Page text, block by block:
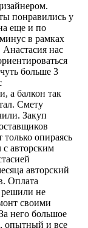
понравились у
еще и по
в рамках
нас
больше 3
а балкон так
Смету
Закуп
только опираясь
авторским
авторский
Оплата
решили не
своими
него большое
опытный и все